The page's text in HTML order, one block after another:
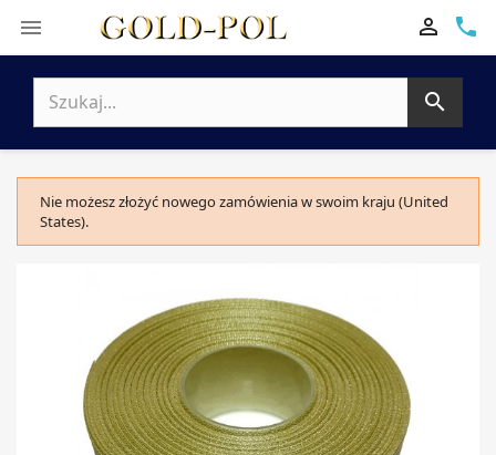
 phone


Nie możesz złożyć nowego zamówienia w swoim kraju (United
States).